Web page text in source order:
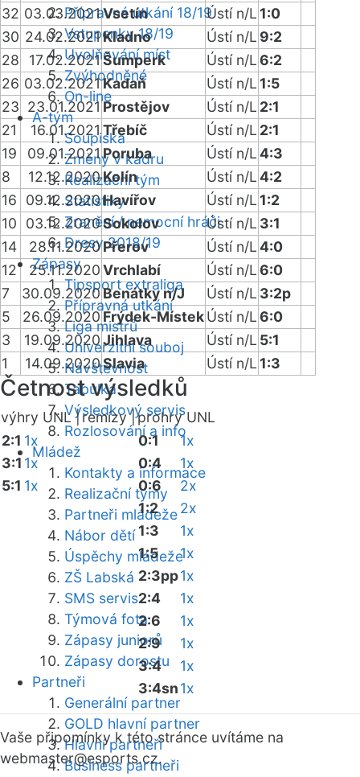
Přípravná utkání 18/19
Vstupenky 18/19
Uvolňování míst
Zvýhodněné
On-line
A-tým
Soupiska
Změny v kádru
Realizační tým
Statistiky
Zranění / nemocní hráči
Dresy 2018/19
Zápasy
Tipsport extraliga
Přípravná utkání
Liga mistrů
Univerzitní souboj
Návštěvnost
Tabulka
Výsledkový servis
Rozlosování a info
Mládež
Kontakty a informace
Realizační týmy
Partneři mládeže
Nábor dětí
Úspěchy mládeže
ZŠ Labská
SMS servis
Týmová fota
Zápasy juniorů
Zápasy dorostu
Partneři
Generální partner
GOLD hlavní partner
Hlavní partneři
Business partneři
32 03.03.2021Vsetín Ústí n/L 1:0
30 24.02.2021Kladno Ústí n/L 9:2
28
17.02.2021 Šumperk Ústí n/L6:2
26 03.02.2021Kadaň Ústí n/L 1:5
23 23.01.2021 Prostějov Ústí n/L 2:1
21
16.01.2021Třebíč Ústí n/L 2:1
19
09.01.2021Poruba Ústí n/L4:3
8
12.12.2020Kolín Ústí n/L4:2
16
09.12.2020Havířov Ústí n/L 1:2
10
03.12.2020Sokolov Ústí n/L 3:1
14
28.11.2020Přerov Ústí n/L4:0
12
25.11.2020Vrchlabí Ústí n/L6:0
7
30.09.2020Benátky n/J Ústí n/L 3:2p
5
26.09.2020Frýdek-MístekÚstí n/L6:0
3
19.09.2020Jihlava Ústí n/L 5:1
1
14.09.2020Slavia Ústí n/L 1:3
Četnost výsledků
výhry UNL |remízy |prohry UNL
2:1 1x
3:1 1x
5:1 1x
0:1
1x
0:4
1x
0:6
2x
1:2
2x
1:3
1x
1:5
1x
2:3pp1x
2:4
1x
2:6
1x
2:9
1x
3:4
1x
3:4sn1x
Vaše připomínky k této stránce uvítáme na
webmaster@esports.cz.